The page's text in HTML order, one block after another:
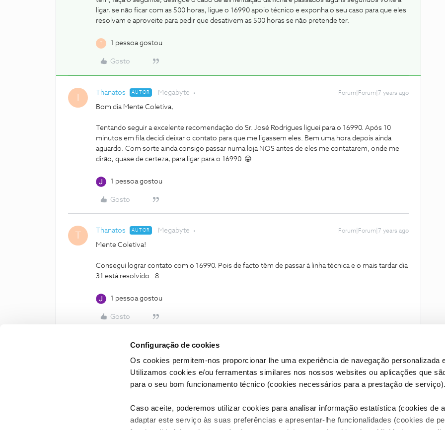
Configuração de cookies
Os cookies permitem-nos proporcionar lhe uma experiência de navegação personalizada
Utilizamos cookies e/ou ferramentas similares nos nossos websites ou aplicações que
para o seu bom funcionamento técnico (cookies necessários para a prestação de serviço).
Caso aceite, poderemos utilizar cookies para analisar informação estatística (cookies de
adaptar este serviço às suas preferências e apresentar-lhe funcionalidades (cookies de
ligar, se não ficar com as 500 horas, ligue o 16990 apoio técnico e exponha o seu caso para que eles
resolvam e aproveite para pedir que desativem as 500 horas se não pretende ter.
1 pessoa gostou
Gosto
T Thanatos AUTOR Megabyte Forum|Forum|7 years ago
Bom dia Mente Coletiva,
Tentando seguir a excelente recomendação do Sr. José Rodrigues liguei para o 16990. Após 10
minutos em fila decidi deixar o contato para que me ligassem eles. Bem uma hora depois ainda
aguardo. Com sorte ainda consigo passar numa loja NOS antes de eles me contatarem, onde me
dirão, quase de certeza, para ligar para o 16990. 😛
1 pessoa gostou
Gosto
T Thanatos AUTOR Megabyte Forum|Forum|7 years ago
Mente Coletiva!
Consegui lograr contato com o 16990. Pois de facto têm de passar à linha técnica e o mais tardar dia
31 está resolvido. :8
1 pessoa gostou
Gosto
Condições do Fórum NOS Accessibility statement